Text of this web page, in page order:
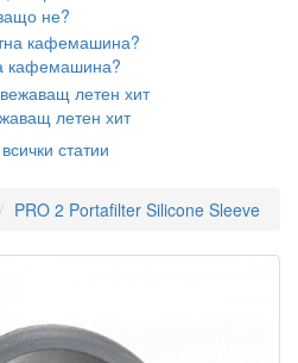
не?
кафемашина?
летен хит
всички статии
PRO 2 Portafilter Silicone Sleeve